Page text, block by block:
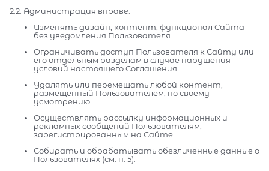
2.2. Администрация вправе:
Изменять дизайн, контент, функционал Сайта
без уведомления Пользователя.
Ограничивать доступ Пользователя к Сайту или
его отдельным разделам в случае нарушения
условий настоящего Соглашения.
Удалять или перемещать любой контент,
размещенный Пользователем, по своему
усмотрению.
Осуществлять рассылку информационных и
рекламных сообщений Пользователям,
зарегистрированным на Сайте.
Собирать и обрабатывать обезличенные данные о
Пользователях (см. п. 5).